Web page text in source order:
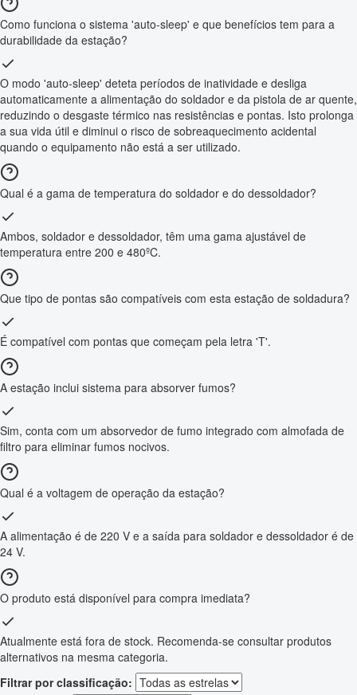
Como funciona o sistema 'auto-sleep' e que benefícios tem para a
durabilidade da estação?
O modo 'auto-sleep' deteta períodos de inatividade e desliga
automaticamente a alimentação do soldador e da pistola de ar quente,
reduzindo o desgaste térmico nas resistências e pontas. Isto prolonga
a sua vida útil e diminui o risco de sobreaquecimento acidental
quando o equipamento não está a ser utilizado.
Qual é a gama de temperatura do soldador e do dessoldador?
Ambos, soldador e dessoldador, têm uma gama ajustável de
temperatura entre 200 e 480ºC.
Que tipo de pontas são compatíveis com esta estação de soldadura?
É compatível com pontas que começam pela letra 'T'.
A estação inclui sistema para absorver fumos?
Sim, conta com um absorvedor de fumo integrado com almofada de
filtro para eliminar fumos nocivos.
Qual é a voltagem de operação da estação?
A alimentação é de 220 V e a saída para soldador e dessoldador é de
24 V.
O produto está disponível para compra imediata?
Atualmente está fora de stock. Recomenda-se consultar produtos
alternativos na mesma categoria.
Filtrar por classificação: